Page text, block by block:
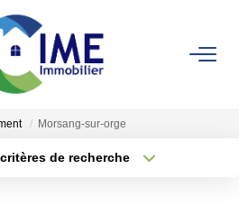
Morsang-sur-orge
de recherche